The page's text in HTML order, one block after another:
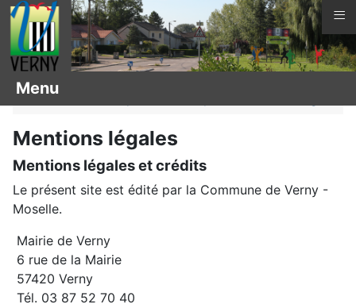
Vous êtes ici :
Arbres remarquables
Mentions légales
Mentions légales et crédits
Le présent site est édité par la Commune de Verny -
Moselle.
Mairie de Verny
6 rue de la Mairie
57420 Verny
Tél. 03 87 52 70 40
Menu
≡